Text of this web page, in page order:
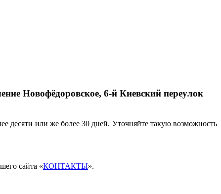
Новофёдоровское, 6-й Киевский переулок
десяти или же более 30 дней. Уточняйте такую возможность
сайта «КОНТАКТЫ».